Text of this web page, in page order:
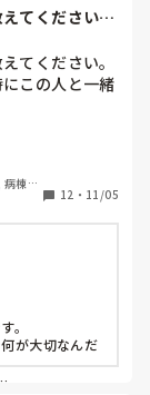
てください。
てください。
この人と一緒
ことには協力
病棟,
12 ・ 11/05
。
が大切なんだ